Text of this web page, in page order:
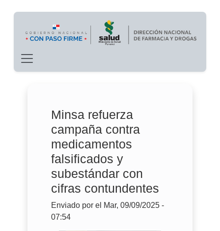
Pasar al contenido principal
Main navigation
Minsa refuerza
campaña contra
medicamentos
falsificados y
subestándar con
cifras contundentes
Enviado por el Mar, 09/09/2025 -
07:54